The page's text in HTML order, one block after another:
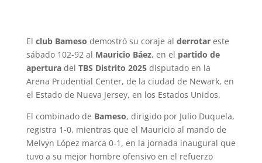
El club Bameso demostró su coraje al derrotareste
sábado 102-92 al Mauricio Báez, en el partido de
aperturadel TBS Distrito 2025disputado en la
Arena Prudential Center, de la ciudad de Newark, en
el Estado de Nueva Jersey, en los Estados Unidos.
El combinado de Bameso, dirigido por Julio Duquela,
registra 1-0, mientras que el Mauricio al mando de
Melvyn López marca 0-1, en la jornada inaugural que
tuvo a su mejor hombre ofensivo en el refuerzo